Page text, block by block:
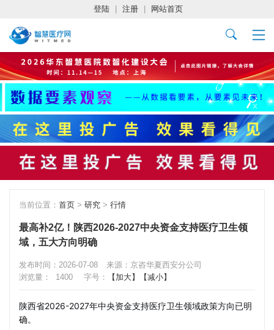
登陆 注册 网站首页
当前位置： 首页 > 研究 > 行情
最高补2亿！陕西2026-2027中央资金支持医疗卫生领
域，五大方向明确
发布时间：2026-07-08
来源：京咨华夏西安分公司
浏览量：
1400 字号： 【加大】 【减小】
陕西省2026-2027年中央资金支持医疗卫生领域政策方向已明
确。